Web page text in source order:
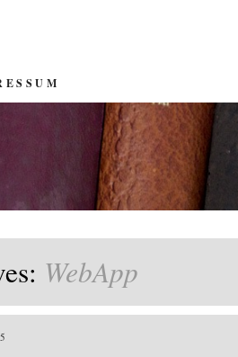
WebApp